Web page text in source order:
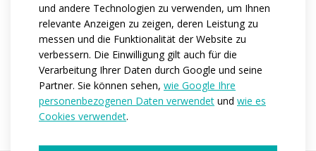
und andere Technologien zu verwenden, um Ihnen
relevante Anzeigen zu zeigen, deren Leistung zu
messen und die Funktionalität der Website zu
verbessern. Die Einwilligung gilt auch für die
Verarbeitung Ihrer Daten durch Google und seine
Partner. Sie können sehen, wie Google Ihre
personenbezogenen Daten verwendet und wie es
Cookies verwendet.
PRODUKTION ANFRAGEN